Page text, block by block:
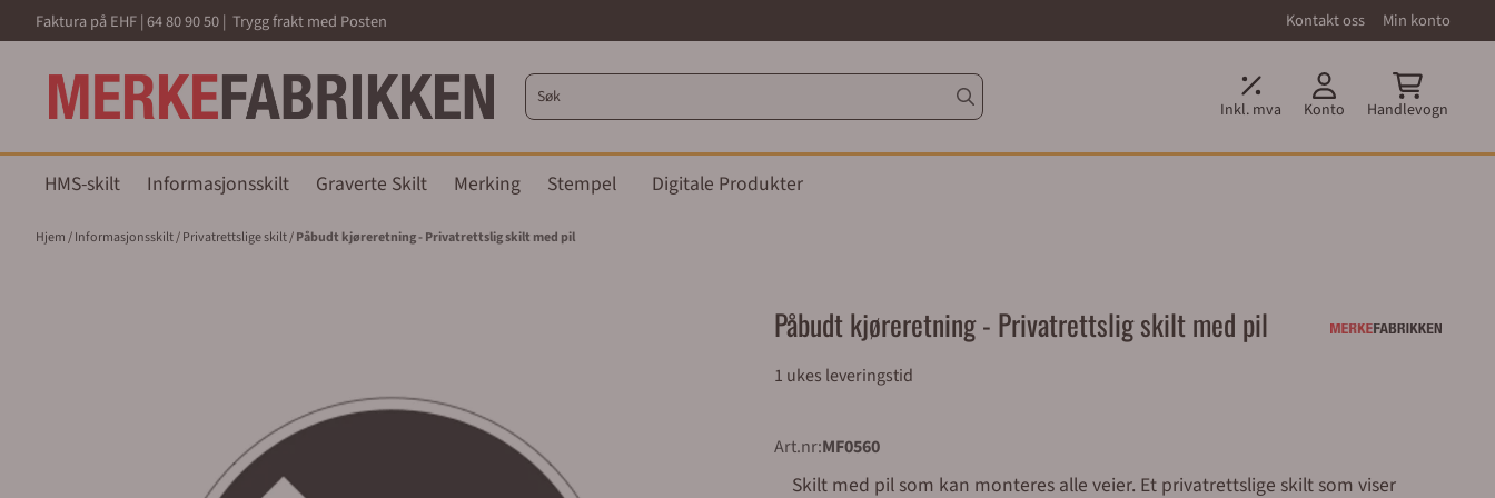
Hopp til innhold
Faktura på EHF | 64 80 90 50 | Trygg frakt med Posten Kontakt oss Min konto
Inkl. mva Konto Handlevogn
HMS-skilt Informasjonsskilt Graverte Skilt Merking Stempel Digitale Produkter
Hjem/Informasjonsskilt/Privatrettslige skilt/Påbudt kjøreretning - Privatrettslig skilt med pil
Påbudt kjøreretning - Privatrettslig skilt med pil
1 ukes leveringstid
Art.nr:MF0560